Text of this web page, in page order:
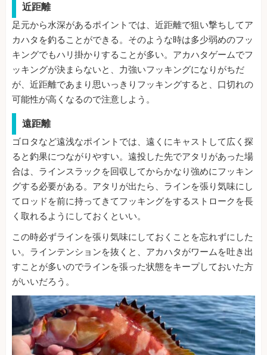
近距離
足元から水深があるポイントでは、近距離で狙い撃ちしてア
カハタを釣ることができる。そのような時は多少弱めのフッ
キングでもハリ掛かりすることが多い。アカハタゲームでフ
ッキングが決まらないと、力強いフッキングになりがちだ
が、近距離であまり思いっきりフッキングすると、口切れの
可能性が高くなるので注意しよう。
遠距離
ゴロタなど遠浅なポイントでは、遠くにキャストして広く探
ると釣果につながりやすい。遠投した先でアタリがあった場
合は、ラインスラックを回収してからかなり強めにフッキン
グする必要がある。アタリが出たら、ラインを張り気味にし
てロッドを前に持ってきてフッキングをするストロークを長
く取れるようにしておくといい。
この時必ずラインを張り気味にしておくことを忘れずにした
い。ラインテンションを抜くと、アカハタがワームを吐き出
すことが多いのでラインを張った状態をキープしておいた方
がいいだろう。